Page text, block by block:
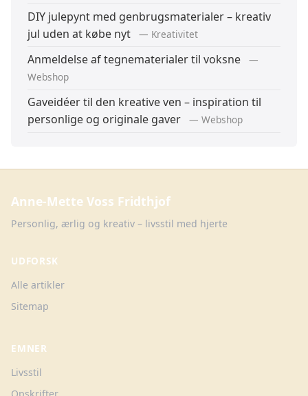
DIY julepynt med genbrugsmaterialer – kreativ
jul uden at købe nyt
— Kreativitet
Anmeldelse af tegnematerialer til voksne
—
Webshop
Gaveidéer til den kreative ven – inspiration til
personlige og originale gaver
— Webshop
Anne-Mette Voss Fridthjof
Personlig, ærlig og kreativ – livsstil med hjerte
UDFORSK
Alle artikler
Sitemap
EMNER
Livsstil